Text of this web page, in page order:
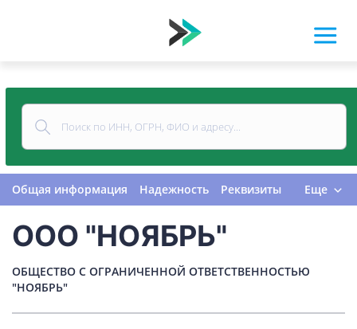
Общая информация Надежность
Реквизиты
Финансовая отчетность
Руководитель
Долги
Налоги и сборы История изменений
Еще
ООО "НОЯБРЬ"
ОБЩЕСТВО С ОГРАНИЧЕННОЙ ОТВЕТСТВЕННОСТЬЮ
"НОЯБРЬ"